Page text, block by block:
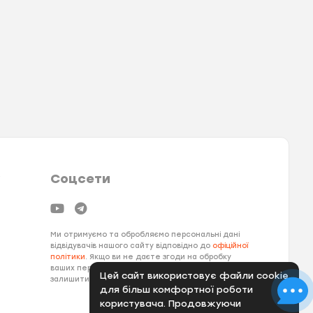
Цей сайт використовує файли cookie
для більш комфортної роботи
користувача. Продовжуючи
Соцсети
Ми отримуємо та обробляємо персональні дані
відвідувачів нашого сайту відповідно до офіційної
політики. Якщо ви не даєте згоди на обробку
ваших персональних даних, вам необхідно
залишити наш сайт.